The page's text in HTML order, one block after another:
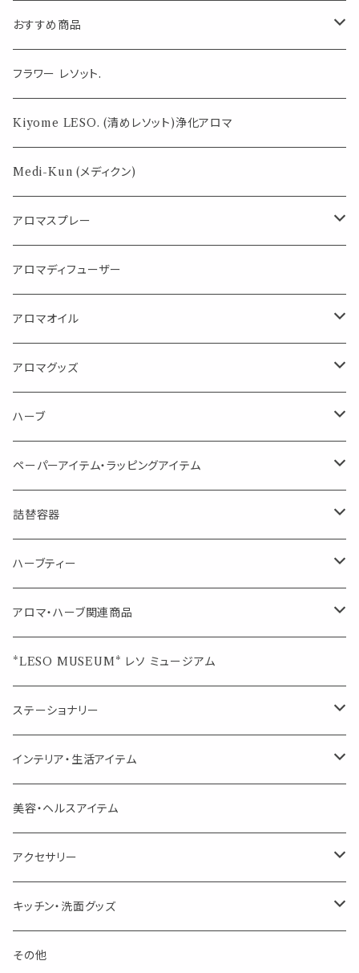
おすすめ商品
気になる虫対策に
薄荷の香りで体感温度-4℃ !? スースーシリーズ
パロサント
フラワー レソット.
Kiyome LESO. (清めレソット)浄化アロマ
Medi-Kun (メディクン)
アロマスプレー
目的で選ぶ
蒸し暑い夏やリフレッシュに
消臭に（用途：空間や衣服）
FLOWER LESO. フラワレソット
Kiyome LESO. キヨメ レソット
体感-4℃ !? 薄荷をブレンドしたアロマスプレー
AroMachi アロマチ 町の香り
Mask&Pillow Aroma
アロマディフューザー
アロマオイル
エッセンシャルオイル
シングル
ブレンド
キャリアオイル
アロマグッズ
エッセンシャルオイル
ディフューザー
ハーブ
サシェ・香り袋
ハーブティー
シングル
ブレンド
箱入りアソート
キャンディー
ペーパーアイテム・ラッピングアイテム
シーリングワックス シール
ペーパークリップ
ウェルカムボード・装飾
席札クリップ
プチギフト
詰替容器
ロールオンボトル
スプレーボトル
スポイトボトル
精油用ボトル
ポンプ式ボトル
リップ容器
スクリュー容器
チューブ
スライドケース
ハーブティー
ブレンド
ジュエル オブ ビューティー
美人さんのハーブティー
シングル
アロマ・ハーブ関連商品
エッセンシャルオイル
シングル
ブレンド
クラフト器材・道具
キャリアオイル・ワックス
道具
お香・サシェ・キャンドル
線香
サシェ・香り袋
ディフューザー
アロマオイルウォーマー
アロマストーン
*LESO MUSEUM* レソ ミュージアム
ステーショナリー
デザインクリップ
記号（ハート,星,etc）
音楽・楽器
ページオープナー・ワイドクリップ
ポストカード・メッセージカード
フック・マグネット・画鋲
ステッカー・マスキングテープ・付箋
インテリア・生活アイテム
オブジェ
キャンドル・お香
ウォールアイテム
フック・マグネット・画鋲
収納・小物トレー
美容・ヘルスアイテム
アクセサリー
ブローチ・ピンバッチ
ピアス
キッチン・洗面グッズ
カトラリー
その他